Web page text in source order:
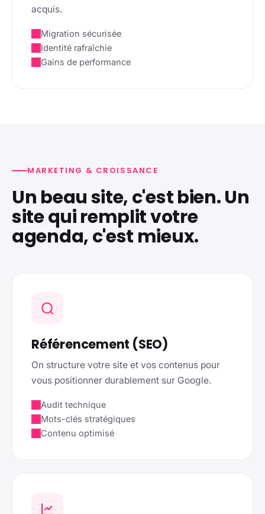
acquis.
Migration sécurisée
Identité rafraîchie
Gains de performance
MARKETING & CROISSANCE
Un beau site, c'est bien. Un
site qui remplit votre
agenda, c'est mieux.
Référencement (SEO)
On structure votre site et vos contenus pour
vous positionner durablement sur Google.
Audit technique
Mots-clés stratégiques
Contenu optimisé